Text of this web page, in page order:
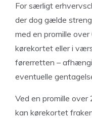
For særligt
der dog gælde
med en promille over
kørekortet eller i
førerretten –
eventuelle
Ved en promille
kan kørekortet